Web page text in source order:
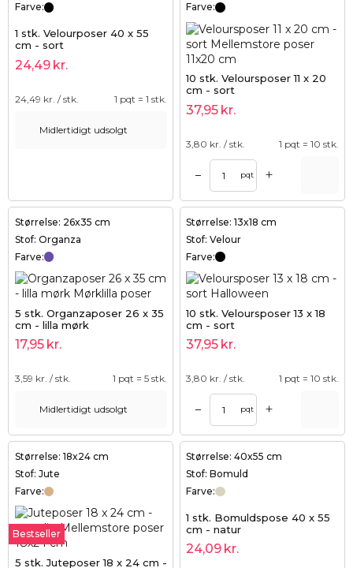
Farve:
1 stk. Velourposer 40 x 55
cm - sort
24,49 kr.
24,49 kr. / stk. 1 pqt = 1 stk.
Midlertidigt udsolgt
Farve:
10 stk. Veloursposer 11 x 20
cm - sort
37,95 kr.
3,80 kr. / stk. 1 pqt = 10 stk.
– pqt +
Størrelse: 26x35 cm
Stof: Organza
Farve:
5 stk. Organzaposer 26 x 35
cm - lilla mørk
17,95 kr.
3,59 kr. / stk. 1 pqt = 5 stk.
Midlertidigt udsolgt
Størrelse: 13x18 cm
Stof: Velour
Farve:
10 stk. Veloursposer 13 x 18
cm - sort
37,95 kr.
3,80 kr. / stk. 1 pqt = 10 stk.
– pqt +
Størrelse: 18x24 cm
Stof: Jute
Farve:
Bestseller
5 stk. Juteposer 18 x 24 cm -
Størrelse: 40x55 cm
Stof: Bomuld
Farve:
1 stk. Bomuldspose 40 x 55
cm - natur
24,09 kr.